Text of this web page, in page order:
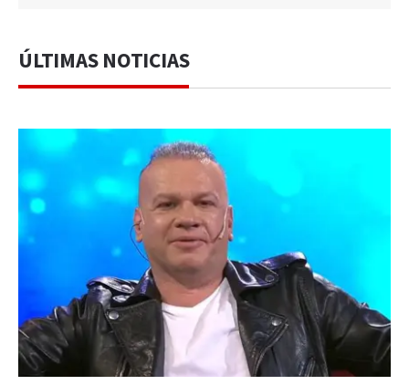
ÚLTIMAS NOTICIAS